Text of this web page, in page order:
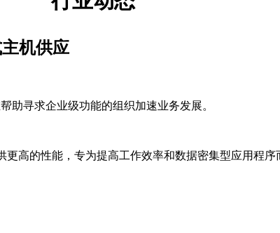
机供应
助寻求企业级功能的组织加速业务发展。
高的性能，专为提高工作效率和数据密集型应用程序